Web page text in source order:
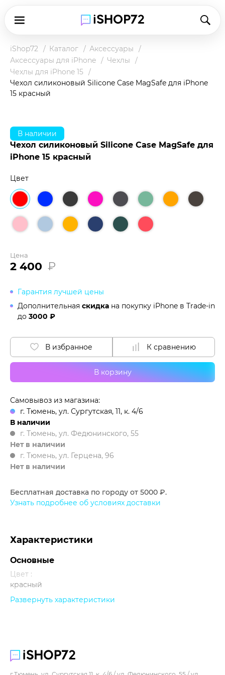
iShop72 Каталог
Аксессуары
Аксессуары для iPhone
Чехлы
Чехлы для iPhone 15
Чехол силиконовый Silicone Case MagSafe для iPhone
15 красный
В наличии
Чехол силиконовый Silicone Case MagSafe для
iPhone 15 красный
Цвет
Цена
2 400 ₽
Гарантия лучшей цены
Дополнительная скидка на покупку iPhone в Trade-in
до 3000 ₽
В корзину
В избранное К сравнению
Самовывоз из магазина:
г. Тюмень, ул. Сургутская, 11, к. 4/6
В наличии
г. Тюмень, ул. Федюнинского, 55
Нет в наличии
г. Тюмень, ул. Герцена, 96
Нет в наличии
Бесплатная доставка по городу от 5000 ₽.
Узнать подробнее об условиях доставки
Характеристики
Основные
Цвет :
красный
Прочее
Развернуть характеристики